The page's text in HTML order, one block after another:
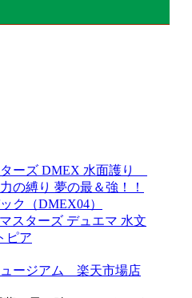
ーズ DMEX 水面護り
の縛り 夢の最＆強！！
ク（DMEX04）
スターズ デュエマ 水文
ピア
ュージアム 楽天市場店